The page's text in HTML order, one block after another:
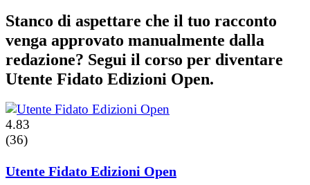
Stanco di aspettare che il tuo racconto
venga approvato manualmente dalla
redazione? Segui il corso per diventare
Utente Fidato Edizioni Open.
4.83
(36)
Utente Fidato Edizioni Open